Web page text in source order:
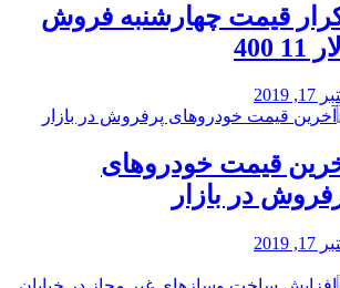
قیمت چهارشنبه فروش
400
2019
قیمت خودرو‌های
در بازار
2019